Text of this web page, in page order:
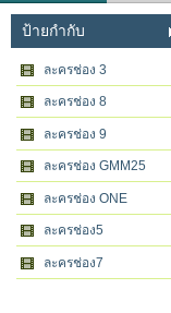
ป้ายกำกับ
ละครช่อง 3
ละครช่อง 8
ละครช่อง 9
ละครช่อง GMM25
ละครช่อง ONE
ละครช่อง5
ละครช่อง7